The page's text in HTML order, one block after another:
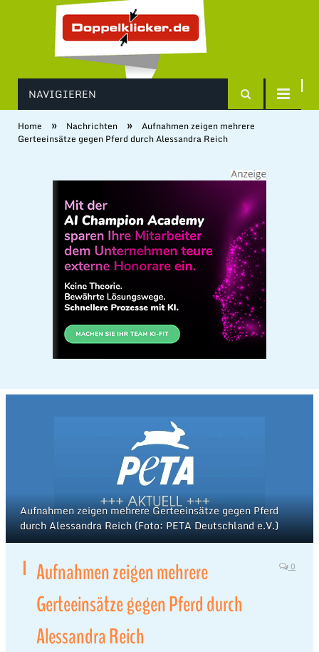
NAVIGIEREN
Home » Nachrichten »
Aufnahmen zeigen mehrere
Gerteeinsätze gegen Pferd durch Alessandra Reich
Aufnahmen zeigen mehrere Gerteeinsätze gegen Pferd
durch Alessandra Reich (Foto: PETA Deutschland e.V.)
Aufnahmen zeigen mehrere
Gerteeinsätze gegen Pferd durch
Alessandra Reich
0